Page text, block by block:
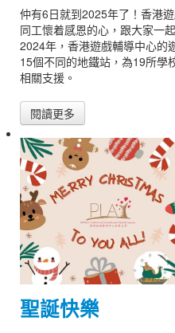
仲有6日就到2025年了！香港
同工懷着感恩的心，跟大家一
2024年，香港遊戲輔導中心的
15個不同的地鐵站，為19所學
相關支援。
閱讀更多
聖誕快樂